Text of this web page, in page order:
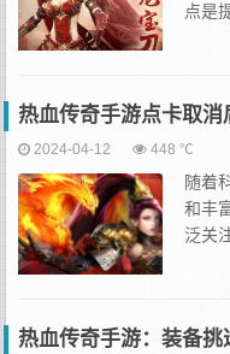
点是
热血传奇手游点卡取消
2024-04-12 448 ℃
随着
和丰
泛关
热血传奇手游：装备挑